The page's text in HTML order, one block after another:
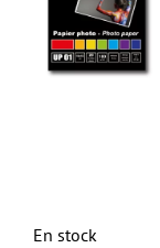
En stock